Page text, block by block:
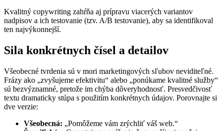
Kvalitný copywriting zahŕňa aj prípravu viacerých variantov
nadpisov a ich testovanie (tzv. A/B testovanie), aby sa identifikoval
ten najvýkonnejší.
Sila konkrétnych čísel a detailov
Všeobecné tvrdenia sú v mori marketingových sľubov neviditeľné.
Frázy ako „zvyšujeme efektivitu“ alebo „ponúkame kvalitné služby“
sú bezvýznamné, pretože im chýba dôveryhodnosť. Presvedčivosť
textu dramaticky stúpa s použitím konkrétnych údajov. Porovnajte si
dve verzie:
Všeobecná: „Pomôžeme vám zrýchliť váš web.“